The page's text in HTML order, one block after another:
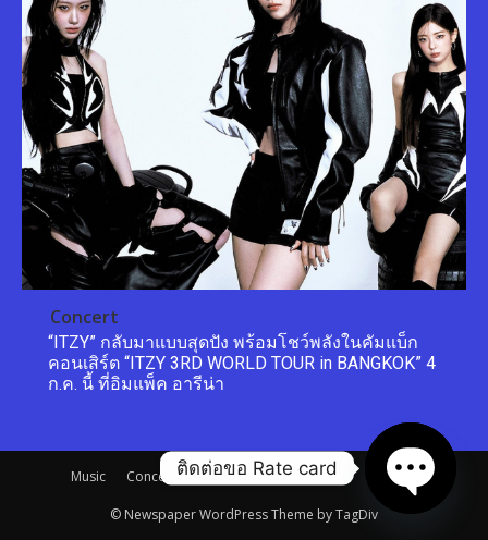
Concert
“ITZY” กลับมาแบบสุดปัง พร้อมโชว์พลังในคัมแบ็ก
คอนเสิร์ต “ITZY 3RD WORLD TOUR in BANGKOK” 4
ก.ค. นี้ ที่อิมแพ็ค อารีน่า
Music Concert Movie Game Trend Fashion
© Newspaper WordPress Theme by TagDiv
ติดต่อขอ Rate card